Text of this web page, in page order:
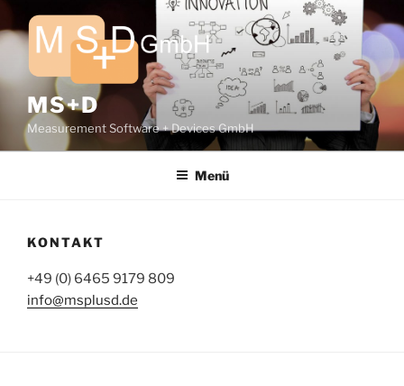
Inhalt
springen
MS+D
Measurement Software + Devices GmbH
Menü
KONTAKT
+49 (0) 6465 9179 809
info@msplusd.de